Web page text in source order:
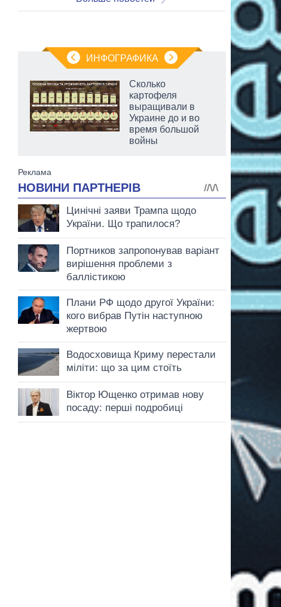
ИНФОГРАФИКА
Сколько
картофеля
выращивали в
Украине до и во
время большой
войны